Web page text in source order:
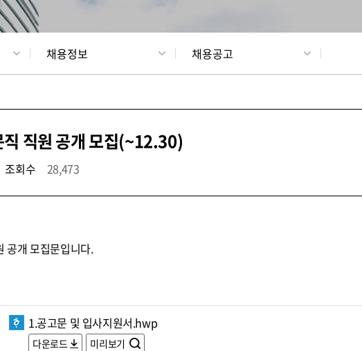
채용정보 채용공고
직원 공개 모집(~12.30)
조회수 28,473
공개 모집문입니다.
1.공고문 및 입사지원서.hwp
다운로드 미리보기